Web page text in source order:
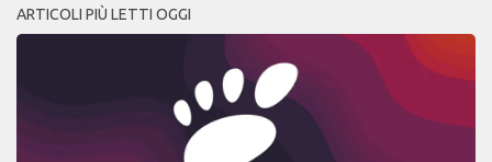
ARTICOLI PIÙ LETTI OGGI